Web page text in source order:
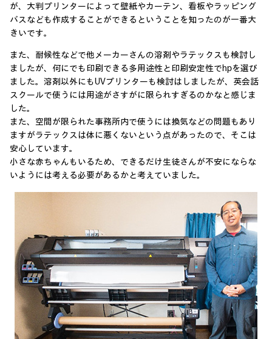
が、大判プリンターによって壁紙やカーテン、看板やラッピング
バスなども作成することができるということを知ったのが一番大
きいです。
また、耐候性などで他メーカーさんの溶剤やラテックスも検討し
ましたが、何にでも印刷できる多用途性と印刷安定性でhpを選び
ました。溶剤以外にもUVプリンターも検討はしましたが、英会話
スクールで使うには用途がさすがに限られすぎるのかなと感じま
した。
また、空間が限られた事務所内で使うには換気などの問題もあり
ますがラテックスは体に悪くないという点があったので、そこは
安心しています。
小さな赤ちゃんもいるため、できるだけ生徒さんが不安にならな
いようには考える必要があるかと考えていました。